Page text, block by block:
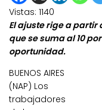
Vistas: 1140
El ajuste rige a
que se suma al 10
oportunidad.
BUENOS AIRES
(NAP) Los
trabajadores